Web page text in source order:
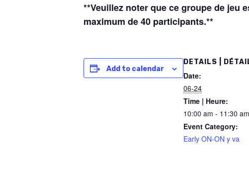
**Veuillez noter que ce groupe de jeu
maximum de 40 participants.**
Add to calendar
DETAILS |
Date:
06-24
Time | Heure:
10:00 am - 11:30 am
Event Category:
Early ON-ON y va